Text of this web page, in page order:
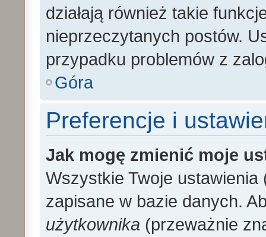
działają również takie
nieprzeczytanych postów.
przypadku problemów z
Góra
Preferencje i
Jak mogę zmienić moje
Wszystkie Twoje
zapisane w bazie danych.
użytkownika (przeważnie